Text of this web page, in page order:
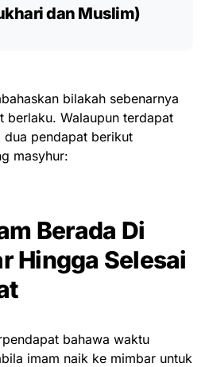
dan Muslim)
bilakah sebenarnya
berlaku. Walaupun terdapat
dua pendapat berikut
masyhur:
Berada Di
Hingga Selesai
bahawa waktu
imam naik ke mimbar untuk